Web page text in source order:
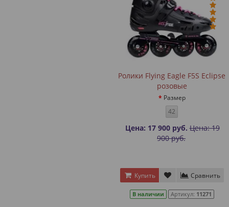
Ролики Flying Eagle F5S Eclipse
розовые
Размер
42
Цена: 17 900 руб. Цена: 19
900 руб.
Купить Сравнить
В наличии Артикул: 11271